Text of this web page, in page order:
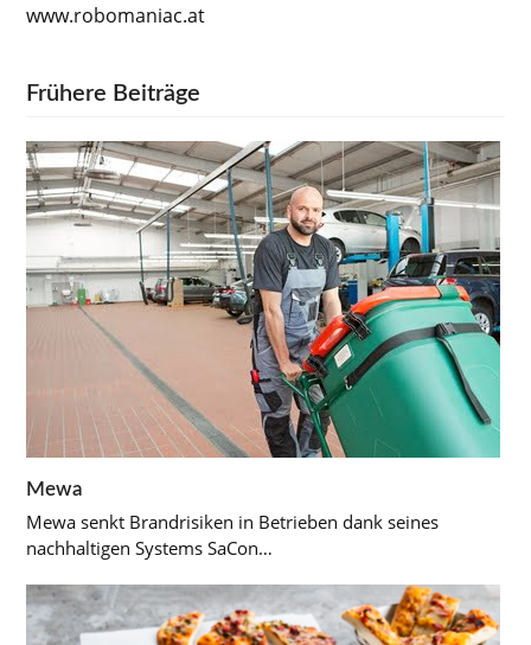
www.robomaniac.at
Frühere Beiträge
Mewa
Mewa senkt Brandrisiken in Betrieben dank seines
nachhaltigen Systems SaCon…